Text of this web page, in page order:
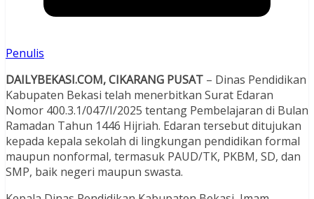
Penulis
DAILYBEKASI.COM, CIKARANG PUSAT – Dinas Pendidikan
Kabupaten Bekasi telah menerbitkan Surat Edaran
Nomor 400.3.1/047/I/2025 tentang Pembelajaran di Bulan
Ramadan Tahun 1446 Hijriah. Edaran tersebut ditujukan
kepada kepala sekolah di lingkungan pendidikan formal
maupun nonformal, termasuk PAUD/TK, PKBM, SD, dan
SMP, baik negeri maupun swasta.